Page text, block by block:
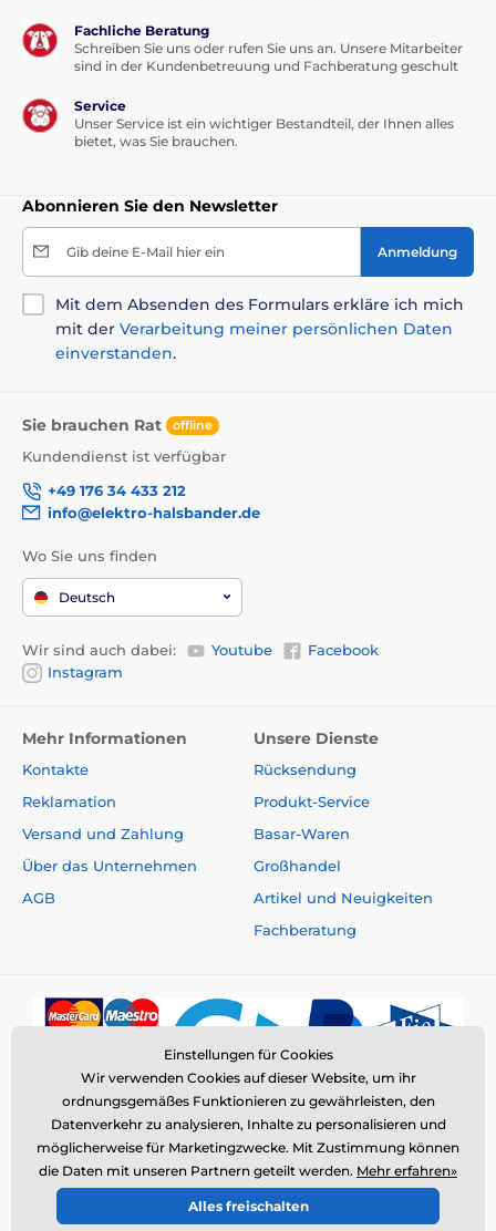
Fachliche Beratung
Schreiben Sie uns oder rufen Sie uns an. Unsere Mitarbeiter
sind in der Kundenbetreuung und Fachberatung geschult
Service
Unser Service ist ein wichtiger Bestandteil, der Ihnen alles
bietet, was Sie brauchen.
Abonnieren Sie den Newsletter
Gib deine E-Mail hier ein Anmeldung
Mit dem Absenden des Formulars erkläre ich mich
mit der Verarbeitung meiner persönlichen Daten
einverstanden.
Sie brauchen Rat offline
Kundendienst ist verfügbar
+49 176 34 433 212
info@elektro-halsbander.de
Wo Sie uns finden
Deutsch
Wir sind auch dabei: Youtube
Facebook
Instagram
Mehr Informationen
Kontakte
Reklamation
Versand und Zahlung
Über das Unternehmen
AGB
Unsere Dienste
Rücksendung
Produkt-Service
Basar-Waren
Großhandel
Artikel und Neuigkeiten
Fachberatung
© 2026 www.elektro-halsbander.de ⦁ E-Shop erstellt von
SIMPLIA.cz
Einstellungen für Cookies
Wir verwenden Cookies auf dieser Website, um ihr
ordnungsgemäßes Funktionieren zu gewährleisten, den
Datenverkehr zu analysieren, Inhalte zu personalisieren und
möglicherweise für Marketingzwecke. Mit Zustimmung können
die Daten mit unseren Partnern geteilt werden. Mehr erfahren»
Alles freischalten